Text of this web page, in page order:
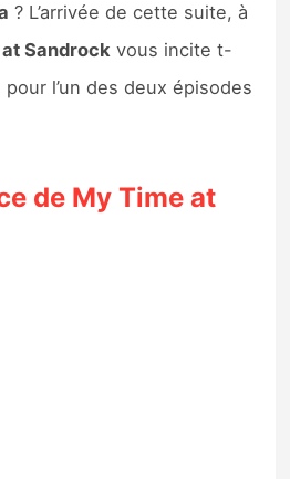
? L’arrivée de cette suite, à
Sandrock vous incite t-
l’un des deux épisodes
de My Time at